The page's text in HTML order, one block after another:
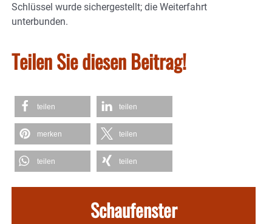
Schlüssel wurde sichergestellt; die Weiterfahrt
unterbunden.
Teilen Sie diesen Beitrag!
teilen teilen
merken teilen
teilen teilen
Schaufenster